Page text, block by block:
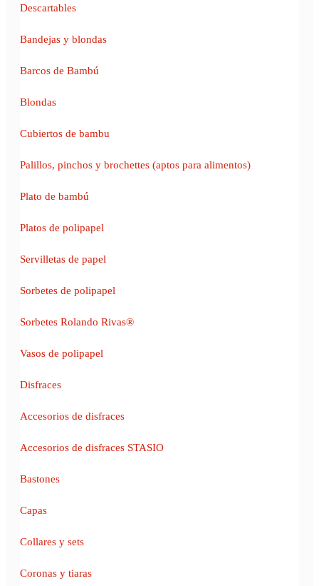
Descartables
Bandejas y blondas
Barcos de Bambú
Blondas
Cubiertos de bambu
Palillos, pinchos y brochettes (aptos para alimentos)
Plato de bambú
Platos de polipapel
Servilletas de papel
Sorbetes de polipapel
Sorbetes Rolando Rivas®
Vasos de polipapel
Disfraces
Accesorios de disfraces
Accesorios de disfraces STASIO
Bastones
Capas
Collares y sets
Coronas y tiaras